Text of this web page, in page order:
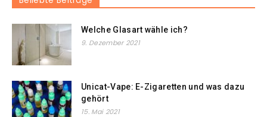
Welche Glasart wähle ich?
9. Dezember 2021
Unicat-Vape: E-Zigaretten und was dazu
gehört
15. Mai 2021